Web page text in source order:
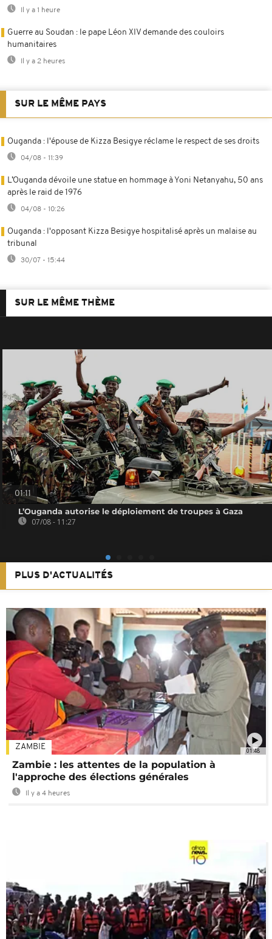
Il y a 1 heure
Guerre au Soudan : le pape Léon XIV demande des couloirs
humanitaires
Il y a 2 heures
SUR LE MÊME PAYS
Ouganda : l'épouse de Kizza Besigye réclame le respect de ses droits
04/08 - 11:39
L’Ouganda dévoile une statue en hommage à Yoni Netanyahu, 50 ans
après le raid de 1976
04/08 - 10:26
Ouganda : l'opposant Kizza Besigye hospitalisé après un malaise au
tribunal
30/07 - 15:44
SUR LE MÊME THÈME
01:11
L’Ouganda autorise le déploiement de troupes à Gaza
07/08 - 11:27
PLUS D'ACTUALITÉS
01:48
ZAMBIE
Zambie : les attentes de la population à
l'approche des élections générales
Il y a 4 heures